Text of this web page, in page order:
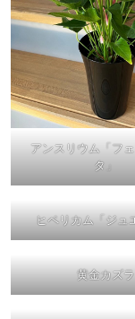
アンスリウム「フ
タ」
ヒペリカム「ジュ
黄金カズラ